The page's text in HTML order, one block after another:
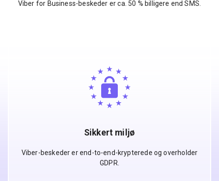
Viber for Business-beskeder er ca. 50 % billigere end SMS.
Sikkert miljø
Viber-beskeder er end-to-end-krypterede og overholder
GDPR.